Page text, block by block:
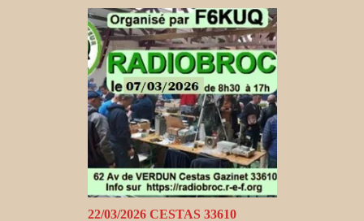
22/03/2026 CESTAS 33610